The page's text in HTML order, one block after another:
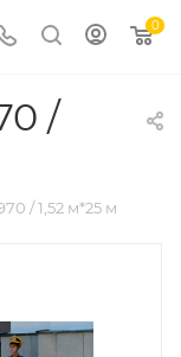
0
/
/ 1,52 м*25 м